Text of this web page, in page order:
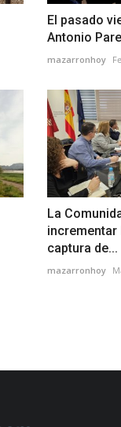
El pasado
Antonio
mazarronhoy
La
incrementar
captura de...
mazarronhoy